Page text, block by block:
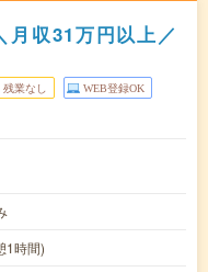
月収31万円以上／
残業なし WEB登録OK
1時間)